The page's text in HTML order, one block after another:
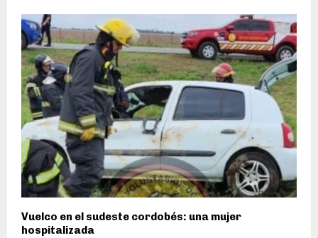
Vuelco en el sudeste cordobés: una mujer
hospitalizada